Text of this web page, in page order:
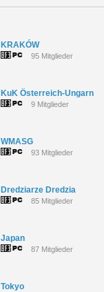
KRAKÓW
95 Mitglieder
KuK Österreich-Ungarn
9 Mitglieder
WMASG
93 Mitglieder
Dredziarze Dredzia
85 Mitglieder
Japan
87 Mitglieder
Tokyo